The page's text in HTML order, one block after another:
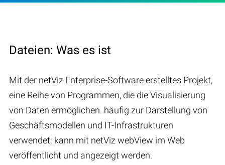
Dateien: Was es ist
Mit der netViz Enterprise-Software erstelltes Projekt,
eine Reihe von Programmen, die die Visualisierung
von Daten ermöglichen. häufig zur Darstellung von
Geschäftsmodellen und IT-Infrastrukturen
verwendet; kann mit netViz webView im Web
veröffentlicht und angezeigt werden.